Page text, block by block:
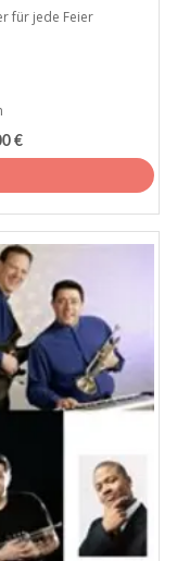
für jede Feier
€